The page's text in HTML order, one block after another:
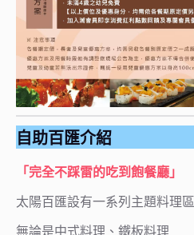
自助百匯介紹
「完全不踩雷的吃到飽餐廳」
太陽百匯設有一系列主題料理區
無論是中式料理、鐵板料理